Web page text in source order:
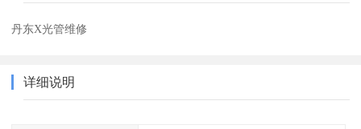
丹东X光管维修
详细说明